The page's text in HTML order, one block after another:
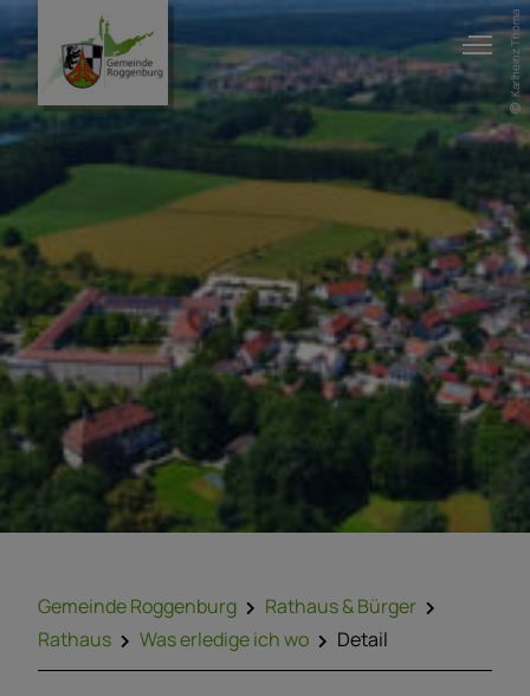
Karlheinz Thoma
Gemeinde Roggenburg
Rathaus & Bürger
Rathaus
Was erledige ich wo Detail